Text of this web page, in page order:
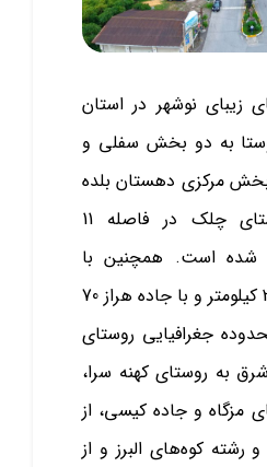
زیبای نوشهر در استان
به دو بخش سفلی و
مرکزی دهستان بلده
کجور قرار دارد. روستای چلک در فاصله 11
شده است. همچنین با
جاده چالوس به کرج 20 کیلومتر و با جاده هراز 70
جغرافیایی روستای
به روستای کهنه سرا،
مزگاه و جاده کیسی، از
کوه‌های البرز و از